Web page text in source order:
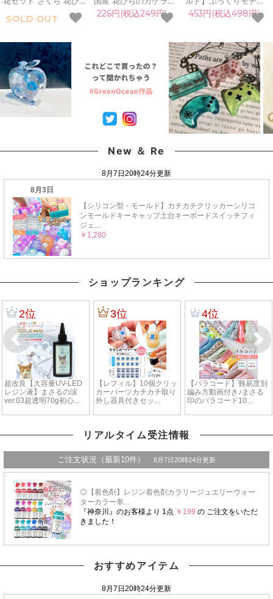
花柄付き ドライフラワ
ー プリザーブドフラワ
ごと 本物 日本製 アク
セサリー 手芸 クラフト
《選べる7種》
SOLD OUT
MIX プリザーブドフラ
ワー レジン封入素材 封
GreenOceanオリジナ
ルブレンド♪《選べる
18色》
226円(税込249円)
フ ハート&星 シリコン
モールド レジン型 スタ
クセサリー キーホルダ
ー デコパーツ 立体 3d
UVレジン LED 手芸 ク
ラフト
453円(税込498円)
New ＆ Re
ショップランキング
リアルタイム受注情報
おすすめアイテム